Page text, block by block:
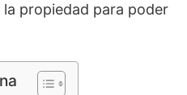
propiedad para poder